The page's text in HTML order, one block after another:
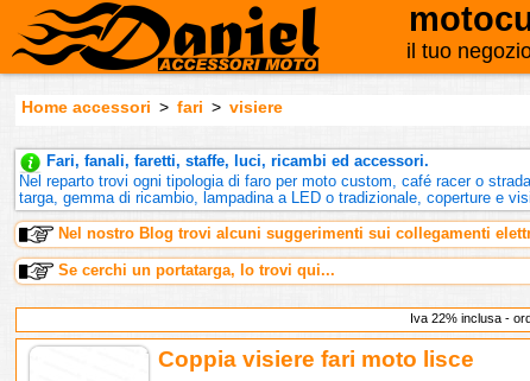
il tuo
Home accessori > fari > visiere
Fari, fanali, faretti, staffe, luci, ricambi ed accessori.
Nel reparto trovi ogni tipologia di faro per moto custom, café racer o
targa, gemma di ricambio, lampadina a LED o tradizionale, coperture e
Nel nostro Blog trovi alcuni suggerimenti sui collegamenti
Se cerchi un portatarga, lo trovi qui...
Iva 22% inclusa -
Coppia visiere fari moto lisce